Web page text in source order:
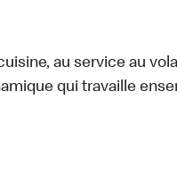
au service au
qui travaille